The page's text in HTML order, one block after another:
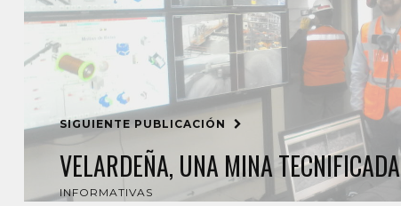
SIGUIENTE PUBLICACIÓN
VELARDEÑA, UNA MINA TECNIFICADA
INFORMATIVAS